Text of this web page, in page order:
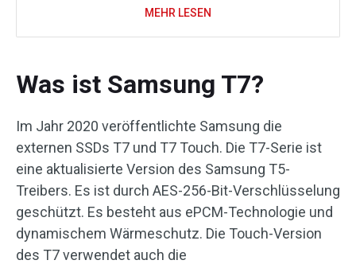
MEHR LESEN
Was ist Samsung T7?
Im Jahr 2020 veröffentlichte Samsung die
externen SSDs T7 und T7 Touch. Die T7-Serie ist
eine aktualisierte Version des Samsung T5-
Treibers. Es ist durch AES-256-Bit-Verschlüsselung
geschützt. Es besteht aus ePCM-Technologie und
dynamischem Wärmeschutz. Die Touch-Version
des T7 verwendet auch die